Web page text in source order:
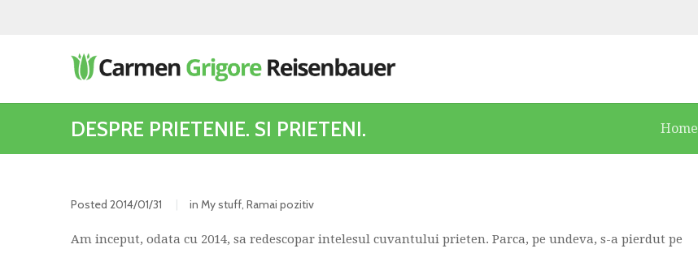
DESPRE PRIETENIE. SI PRIETENI. Home
Posted 2014/01/31 in My stuff, Ramai pozitiv
Am inceput, odata cu 2014, sa redescopar intelesul cuvantului prieten. Parca, pe undeva, s-a pierdut pe